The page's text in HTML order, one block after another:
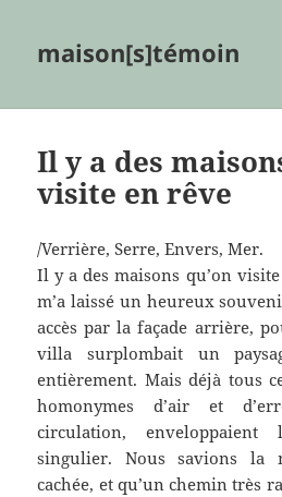
maison[s]témoin
Il y a des
visite en rêve
/Verrière, Serre, Envers, Mer.
Il y a des maisons qu’on
m’a laissé un heureux
accès par la façade arrière,
villa surplombait un
entièrement. Mais déjà tous
homonymes d’air et
circulation,
singulier. Nous savions la
cachée, et qu’un chemin très